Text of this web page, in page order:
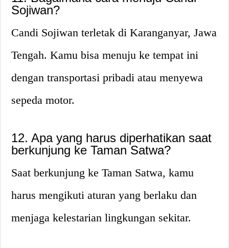
Sojiwan?
Candi Sojiwan terletak di Karanganyar, Jawa
Tengah. Kamu bisa menuju ke tempat ini
dengan transportasi pribadi atau menyewa
sepeda motor.
12. Apa yang harus diperhatikan saat
berkunjung ke Taman Satwa?
Saat berkunjung ke Taman Satwa, kamu
harus mengikuti aturan yang berlaku dan
menjaga kelestarian lingkungan sekitar.